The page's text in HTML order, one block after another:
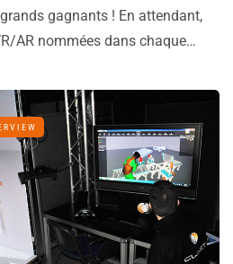
gagnants ! En attendant,
AR nommées dans chaque…